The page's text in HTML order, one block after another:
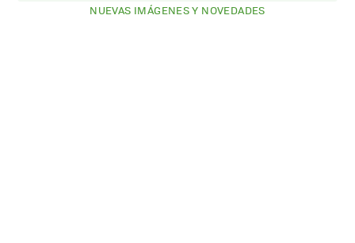
NUEVAS IMÁGENES Y NOVEDADES